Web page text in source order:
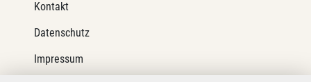
Kontakt
Datenschutz
Impressum